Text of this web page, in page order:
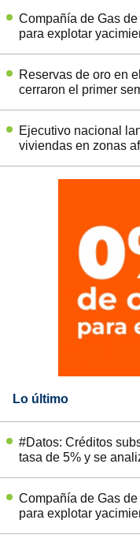
Compañía de Gas
para explotar
Reservas de oro en
cerraron el primer
Ejecutivo nacional
viviendas en zonas
Lo último
#Datos: Créditos
tasa de 5% y se
Compañía de Gas
para explotar